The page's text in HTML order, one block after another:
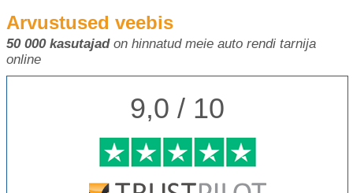
Arvustused veebis
50 000 kasutajadon hinnatud meie auto rendi tarnija
online
9,0 / 10